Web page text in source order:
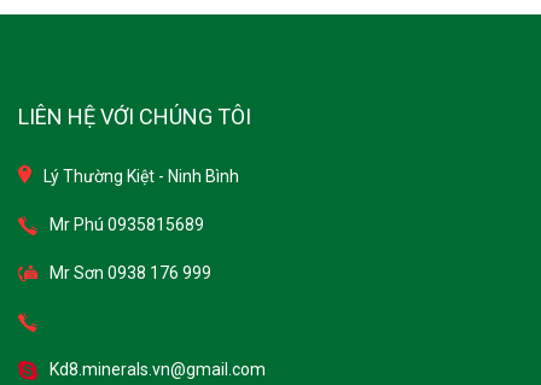
LIÊN HỆ VỚI CHÚNG TÔI
Lý Thường Kiệt - Ninh Bình
Mr Phú 0935815689
Mr Sơn 0938 176 999
Kd8.minerals.vn@gmail.com